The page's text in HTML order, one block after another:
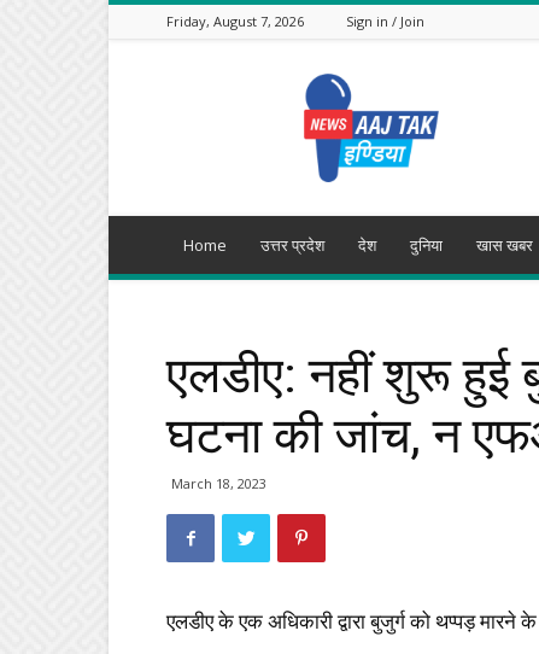
Friday, August 7, 2026 Sign in / Join
India
Home उत्तर प्रदेश देश दुनिया खास खबर
एलडीए: नहीं शुरू हुई
घटना की जांच, न
March 18, 2023
एलडीए के एक अधिकारी द्वारा बुजुर्ग को थप्पड़